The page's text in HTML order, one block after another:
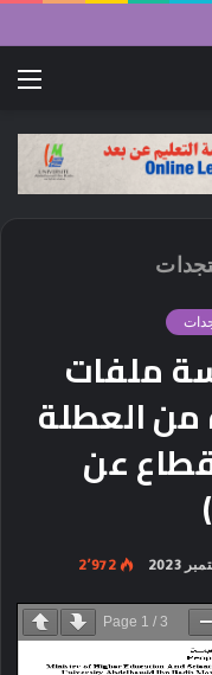
ملفات
من العطلة
عن
2٬972
Page 1 / 3